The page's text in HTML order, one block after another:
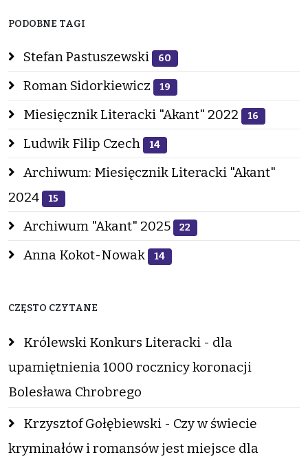
PODOBNE TAGI
Stefan Pastuszewski 60
Roman Sidorkiewicz 19
Miesięcznik Literacki "Akant" 2022 16
Ludwik Filip Czech 14
Archiwum: Miesięcznik Literacki "Akant"
2024
15
Archiwum "Akant" 2025 22
Anna Kokot-Nowak 14
CZĘSTO CZYTANE
Królewski Konkurs Literacki - dla
upamiętnienia 1000 rocznicy koronacji
Bolesława Chrobrego
Krzysztof Gołębiewski - Czy w świecie
kryminałów i romansów jest miejsce dla